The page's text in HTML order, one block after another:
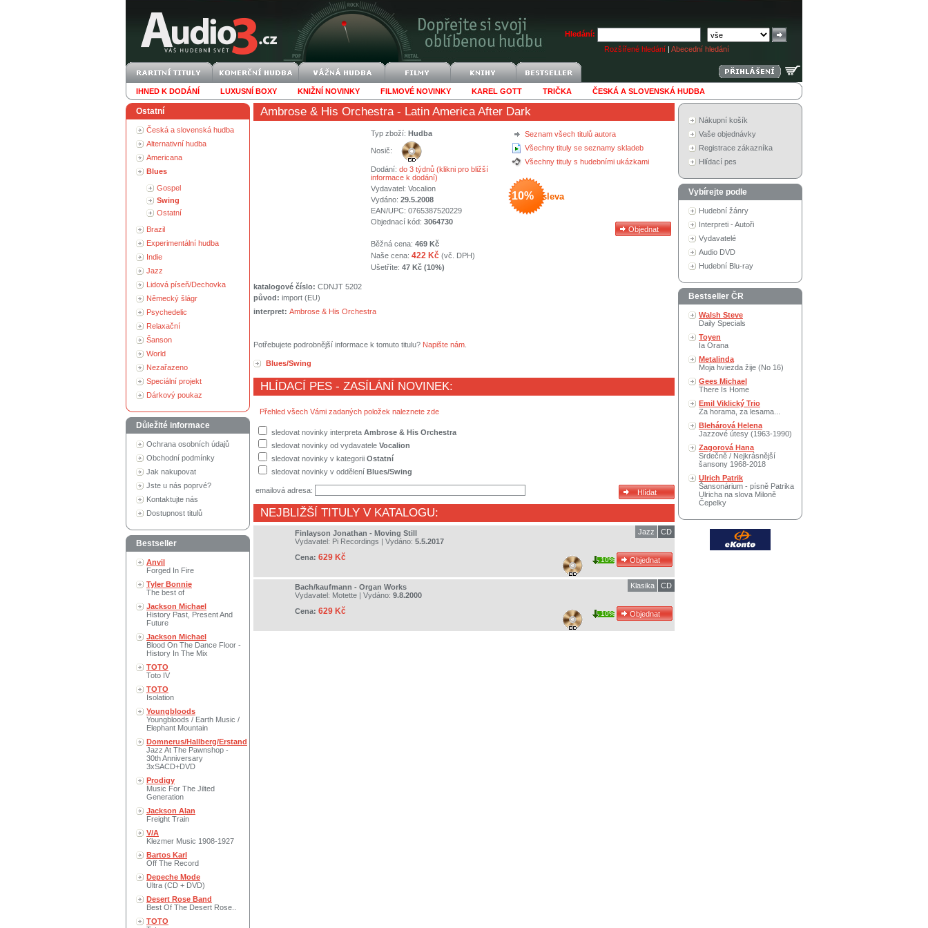
Hledání:
Rozšířené hledání | Abecední hledání
IHNED K DODÁNÍ LUXUSNÍ BOXY KNIŽNÍ NOVINKY FILMOVÉ NOVINKY KAREL GOTT TRIČKA ČESKÁ A SLOVENSKÁ HUDBA
Ostatní
Česká a slovenská hudba
Alternativní hudba
Americana
Blues
Gospel
Swing
Ostatní
Brazil
Experimentální hudba
Indie
Jazz
Lidová píseň/Dechovka
Německý šlágr
Psychedelic
Relaxační
Šanson
World
Nezařazeno
Speciální projekt
Dárkový poukaz
Důležité informace
Ochrana osobních údajů
Obchodní podmínky
Jak nakupovat
Jste u nás poprvé?
Kontaktujte nás
Dostupnost titulů
Bestseller
Anvil
Forged In Fire
Tyler Bonnie
The best of
Jackson Michael
History Past, Present And
Future
Jackson Michael
Blood On The Dance Floor -
History In The Mix
TOTO
Toto IV
TOTO
Isolation
Youngbloods
Youngbloods / Earth Music /
Elephant Mountain
Domnerus/Hallberg/Erstand
Jazz At The Pawnshop -
30th Anniversary
3xSACD+DVD
Prodigy
Music For The Jilted
Generation
Jackson Alan
Freight Train
V/A
Klezmer Music 1908-1927
Bartos Karl
Off The Record
Depeche Mode
Ultra (CD + DVD)
Desert Rose Band
Best Of The Desert Rose..
TOTO
Ambrose & His Orchestra- Latin America After Dark
Seznam všech titulů autora
Všechny tituly se seznamy skladeb
Všechny tituly s hudebními ukázkami
10% sleva
Typ zboží: Hudba
Nosič:
Dodání: do 3 týdnů (klikni pro bližší
informace k dodání)
Vydavatel: Vocalion
Vydáno: 29.5.2008
EAN/UPC: 0765387520229
Objednací kód: 3064730
Běžná cena: 469 Kč
Naše cena: 422 Kč (vč. DPH)
Ušetříte: 47 Kč (10%)
katalogové číslo: CDNJT 5202
původ: import (EU)
interpret: Ambrose & His Orchestra
Potřebujete podrobnější informace k tomuto titulu? Napište nám
Blues/Swing
HLÍDACÍ PES - ZASÍLÁNÍ NOVINEK:
Přehled všech Vámi zadaných položek naleznete zde
sledovat novinky interpreta Ambrose & His Orchestra
sledovat novinky od vydavatele Vocalion
sledovat novinky v kategorii Ostatní
sledovat novinky v oddělení Blues/Swing
emailová adresa:
NEJBLIŽŠÍ TITULY V KATALOGU:
Finlayson Jonathan - Moving Still
Vydavatel: Pi Recordings | Vydáno: 5.5.2017
Cena: 629 Kč
CD
Jazz
10%
Bach/kaufmann - Organ Works
Vydavatel: Motette | Vydáno: 9.8.2000
Cena: 629 Kč
CD
Klasika
10%
Nákupní košík
Vaše objednávky
Registrace zákazníka
Hlídací pes
Vybírejte podle
Hudební žánry
Interpreti - Autoři
Vydavatelé
Audio DVD
Hudební Blu-ray
Bestseller ČR
Walsh Steve
Daily Specials
Toyen
Ia Orana
Metalinda
Moja hviezda žije (No 16)
Gees Michael
There Is Home
Emil Viklický Trio
Za horama, za lesama...
Blehárová Helena
Jazzové útesy (1963-1990)
Zagorová Hana
Srdečně / Nejkrásnější
šansony 1968-2018
Ulrich Patrik
Šansonárium - písně Patrika
Ulricha na slova Miloně
Čepelky